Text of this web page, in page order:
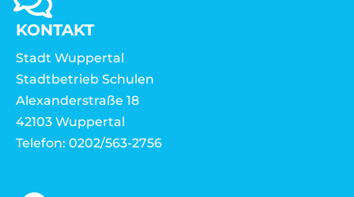
KONTAKT
Stadt Wuppertal
Stadtbetrieb Schulen
Alexanderstraße 18
42103 Wuppertal
Telefon: 0202/563-2756